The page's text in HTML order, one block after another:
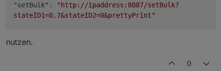
"setBulk" :
"http://ipaddress:8087/setBulk?
stateID1=0.7&stateID2=0&prettyPrint"
nutzen.
0